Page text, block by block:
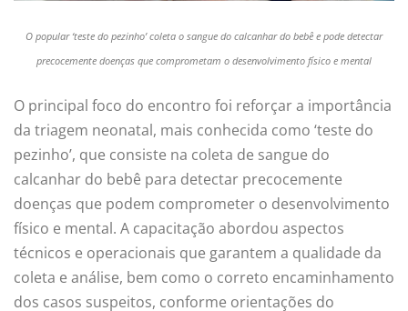
O popular ‘teste do pezinho’ coleta o sangue do calcanhar do bebê e pode detectar
precocemente doenças que comprometam o desenvolvimento físico e mental
O principal foco do encontro foi reforçar a importância
da triagem neonatal, mais conhecida como ‘teste do
pezinho’, que consiste na coleta de sangue do
calcanhar do bebê para detectar precocemente
doenças que podem comprometer o desenvolvimento
físico e mental. A capacitação abordou aspectos
técnicos e operacionais que garantem a qualidade da
coleta e análise, bem como o correto encaminhamento
dos casos suspeitos, conforme orientações do